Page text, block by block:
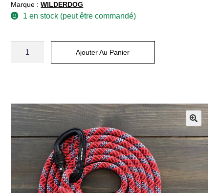
Marque :WILDERDOG
1 en stock (peut être commandé)
Ajouter Au Panier
e
r
a